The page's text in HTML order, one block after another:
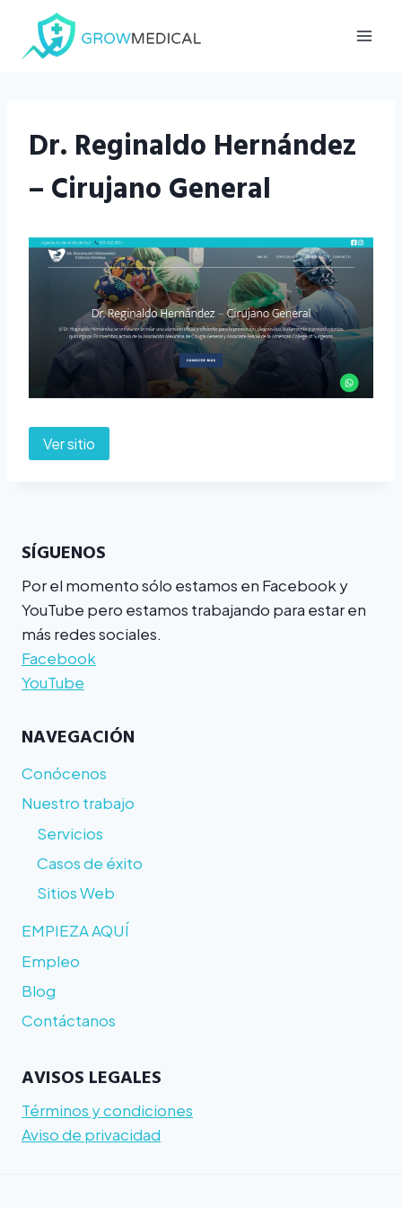
contenido
Dr. Reginaldo Hernández
– Cirujano General
Ver sitio
SÍGUENOS
Por el momento sólo estamos en Facebook y
YouTube pero estamos trabajando para estar en
más redes sociales.
Facebook
YouTube
NAVEGACIÓN
Conócenos
Nuestro trabajo
Servicios
Casos de éxito
Sitios Web
EMPIEZA AQUÍ
Empleo
Blog
Contáctanos
AVISOS LEGALES
Términos y condiciones
Aviso de privacidad